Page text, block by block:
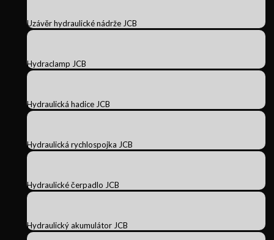
Uzávěr hydraulické nádrže JCB
Hydraclamp JCB
Hydraulická hadice JCB
Hydraulická rychlospojka JCB
Hydraulické čerpadlo JCB
Hydraulický akumulátor JCB